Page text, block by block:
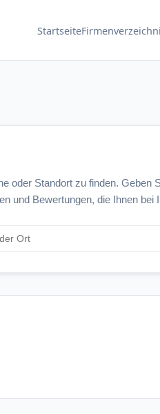
Startseite
Standort zu finden. Geben
und Bewertungen, die Ihnen bei